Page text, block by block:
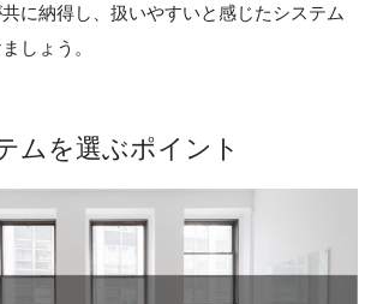
に納得し、扱いやすいと感じたシステム
しょう。
ムを選ぶポイント